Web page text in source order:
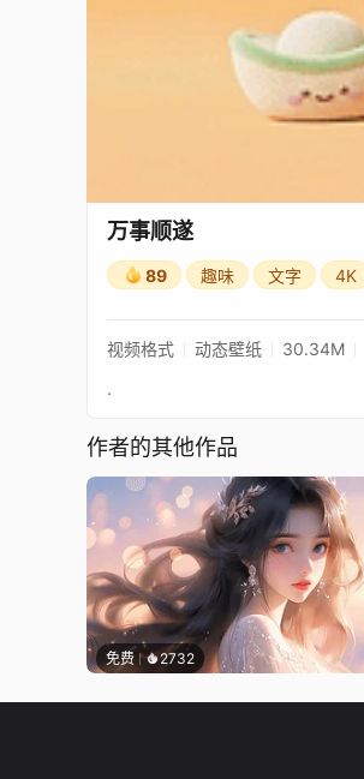
万事顺遂
89 趣味 文字 4K
视频格式 动态壁纸 30.34M
.
作者的其他作品
免费 2732